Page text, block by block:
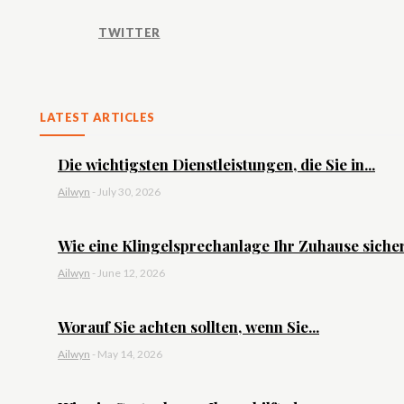
TWITTER
LATEST ARTICLES
Die wichtigsten Dienstleistungen, die Sie in...
Ailwyn -July 30, 2026
Wie eine Klingelsprechanlage Ihr Zuhause
Ailwyn -June 12, 2026
Worauf Sie achten sollten, wenn Sie...
Ailwyn - May 14, 2026